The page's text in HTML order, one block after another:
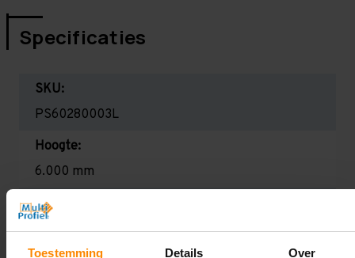
Toestemming Details Over
Specificaties
SKU:
PS60280003L
Hoogte:
6.000 mm
Diepte:
1.100 mm